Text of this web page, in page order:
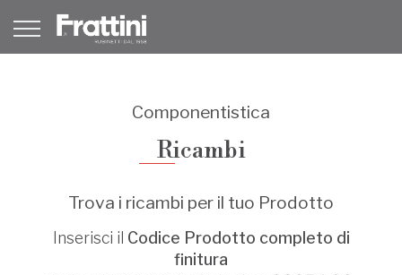
Componentistica
Ricambi
Trova i ricambi per il tuo Prodotto
Inserisci il Codice Prodotto completo di
finitura